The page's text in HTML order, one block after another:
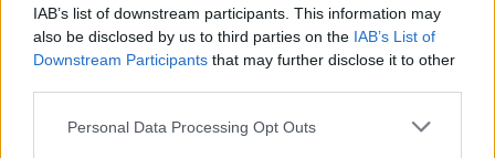
IAB’s list of downstream participants. This information may
also be disclosed by us to third parties on the IAB’s List of
Downstream Participants that may further disclose it to other
Please note that this website/app uses one or more Google
Personal Data Processing Opt Outs
ore 11,30 Processione di “S’Incontru” di Cristo
Risorto con la Madonna, Regina Coeli Laetare
Vuoi rimuovere le pubblicità nazionali?